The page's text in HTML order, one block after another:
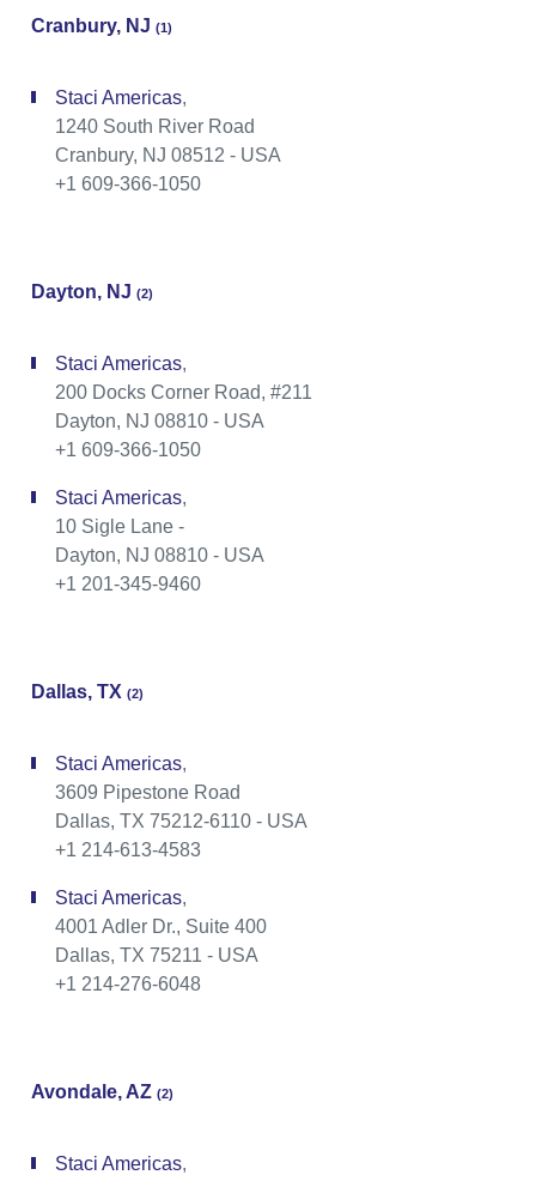
Cranbury, NJ (1)
Staci Americas,
1240 South River Road
Cranbury, NJ 08512 - USA
+1 609-366-1050
Dayton, NJ (2)
Staci Americas,
200 Docks Corner Road, #211
Dayton, NJ 08810 - USA
+1 609-366-1050
Staci Americas,
10 Sigle Lane -
Dayton, NJ 08810 - USA
+1 201-345-9460
Dallas, TX (2)
Staci Americas,
3609 Pipestone Road
Dallas, TX 75212-6110 - USA
+1 214-613-4583
Staci Americas,
4001 Adler Dr., Suite 400
Dallas, TX 75211 - USA
+1 214-276-6048
Avondale, AZ (2)
Staci Americas,